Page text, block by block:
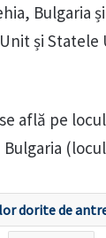
Bulgaria
și
află pe
dorite de